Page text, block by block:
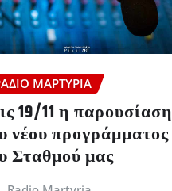
ΜΑΡΤΥΡΊΑ
19/11 η παρουσίαση
νέου προγράμματος
Σταθμού μας